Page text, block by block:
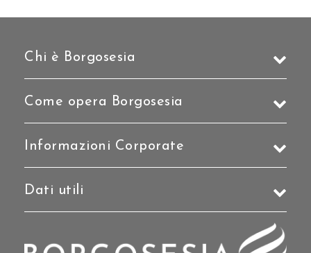
Chi è Borgosesia
Come opera Borgosesia
Informazioni Corporate
Dati utili